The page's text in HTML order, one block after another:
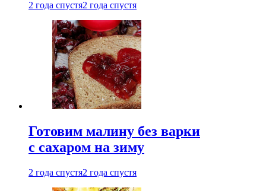
2 года спустя2 года спустя
Готовим малину без варки
с сахаром на зиму
2 года спустя2 года спустя